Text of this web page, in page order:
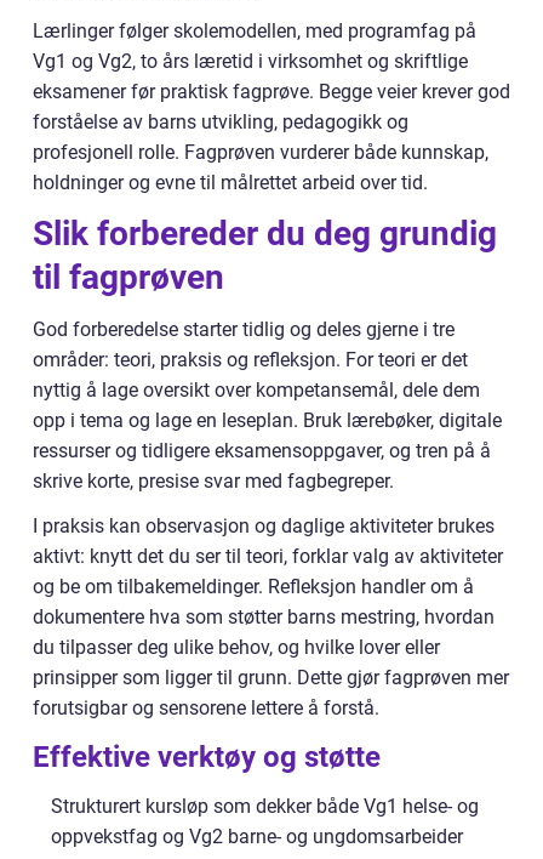
Lærlinger følger skolemodellen, med programfag på
Vg1 og Vg2, to års læretid i virksomhet og skriftlige
eksamener før praktisk fagprøve. Begge veier krever god
forståelse av barns utvikling, pedagogikk og
profesjonell rolle. Fagprøven vurderer både kunnskap,
holdninger og evne til målrettet arbeid over tid.
Slik forbereder du deg grundig
til fagprøven
God forberedelse starter tidlig og deles gjerne i tre
områder: teori, praksis og refleksjon. For teori er det
nyttig å lage oversikt over kompetansemål, dele dem
opp i tema og lage en leseplan. Bruk lærebøker, digitale
ressurser og tidligere eksamensoppgaver, og tren på å
skrive korte, presise svar med fagbegreper.
I praksis kan observasjon og daglige aktiviteter brukes
aktivt: knytt det du ser til teori, forklar valg av aktiviteter
og be om tilbakemeldinger. Refleksjon handler om å
dokumentere hva som støtter barns mestring, hvordan
du tilpasser deg ulike behov, og hvilke lover eller
prinsipper som ligger til grunn. Dette gjør fagprøven mer
forutsigbar og sensorene lettere å forstå.
Effektive verktøy og støtte
Strukturert kursløp som dekker både Vg1 helse- og
oppvekstfag og Vg2 barne- og ungdomsarbeider